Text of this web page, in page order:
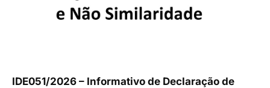
IDE051/2026 – Informativo de Declaração de